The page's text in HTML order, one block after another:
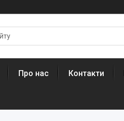
Про нас Контакти